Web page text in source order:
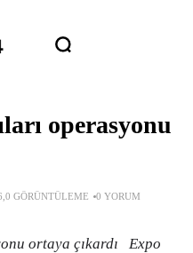
operasyonu
GÖRÜNTÜLEME 0 YORUM
ortaya çıkardı Expo